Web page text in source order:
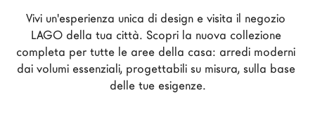
Negozi
Nuovi Prodotti MDW26
Vivi un'esperienza unica di design e visita il negozio
LAGO della tua città. Scopri la nuova collezione
completa per tutte le aree della casa: arredi moderni
dai volumi essenziali, progettabili su misura, sulla base
delle tue esigenze.